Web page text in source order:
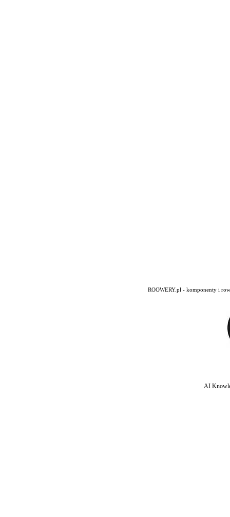
ROOWERY.pl - komponenty i
AI